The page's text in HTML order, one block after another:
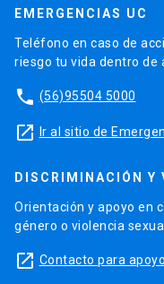
EMERGENCIAS UC
Teléfono en caso de
riesgo tu vida dentro de
phone (56)95504 5000
launch Ir al sitio de
DISCRIMINACIÓN Y
Orientación y apoyo en
género o violencia
launch Contacto para apoyo